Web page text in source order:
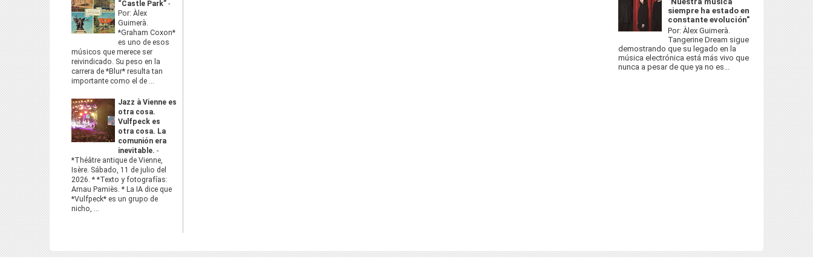
“Castle Park” -
Por: Àlex
Guimerà.
*Graham Coxon*
es uno de esos
músicos que merece ser
reivindicado. Su peso en la
carrera de *Blur* resulta tan
importante como el de ...
Jazz à Vienne es
otra cosa.
Vulfpeck es
otra cosa. La
comunión era
inevitable. -
*Théâtre antique de Vienne,
Isère. Sábado, 11 de julio del
2026. * *Texto y fotografías:
Arnau Pamiès. * La IA dice que
*Vulfpeck* es un grupo de
nicho, ...
siempre ha estado en
constante evolución"
Por: Àlex Guimerà.
Tangerine Dream sigue
demostrando que su legado en la
música electrónica está más vivo que
nunca a pesar de que ya no es...